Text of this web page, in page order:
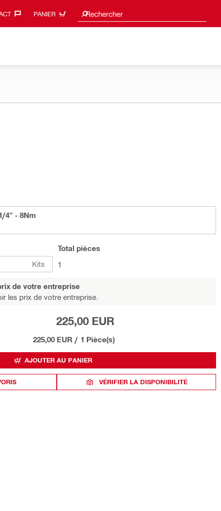
PANIER Rechercher
Search suggestions
4" - 8Nm
Kits
Total pièces
1
de votre entreprise
les prix de votre entreprise.
225,00 EUR
225,00 EUR / 1 Pièce(s)
AJOUTER AU PANIER
VÉRIFIER LA DISPONIBILITÉ